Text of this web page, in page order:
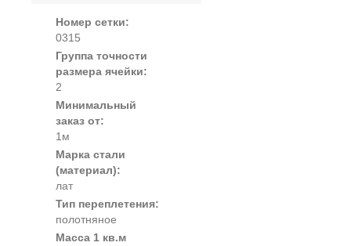
Номер сетки:
0315
Группа точности
размера ячейки:
2
Минимальный
заказ от:
1м
Марка стали
(материал):
лат
Тип переплетения:
полотняное
Масса 1 кв.м